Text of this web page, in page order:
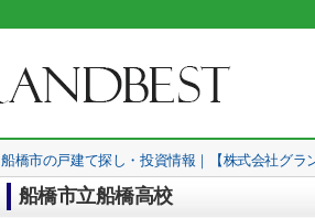
船橋市の戸建て探し・投資情報｜【株式会社グラ
船橋市立船橋高校